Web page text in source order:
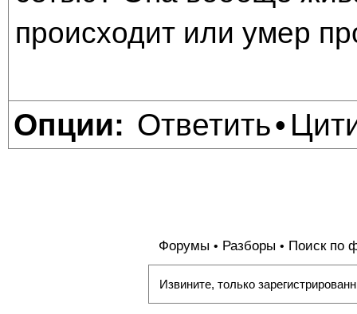
происходит или умер
Опции: Ответить•
Форумы • Разборы • Поиск по
Извините, только